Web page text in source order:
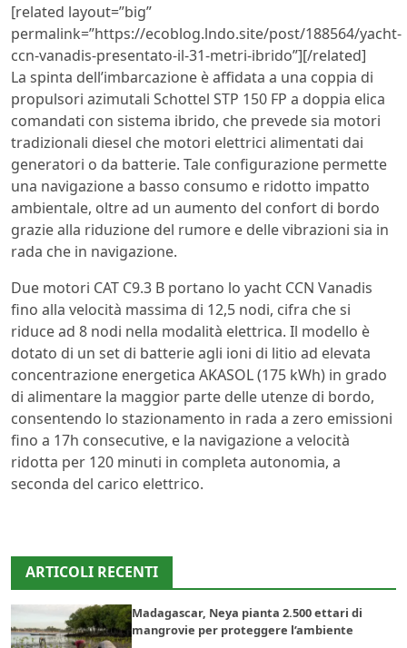
[related layout=”big”
permalink=”https://ecoblog.lndo.site/post/188564/yacht-
ccn-vanadis-presentato-il-31-metri-ibrido”][/related]
La spinta dell’imbarcazione è affidata a una coppia di
propulsori azimutali Schottel STP 150 FP a doppia elica
comandati con sistema ibrido, che prevede sia motori
tradizionali diesel che motori elettrici alimentati dai
generatori o da batterie. Tale configurazione permette
una navigazione a basso consumo e ridotto impatto
ambientale, oltre ad un aumento del confort di bordo
grazie alla riduzione del rumore e delle vibrazioni sia in
rada che in navigazione.
Due motori CAT C9.3 B portano lo yacht CCN Vanadis
fino alla velocità massima di 12,5 nodi, cifra che si
riduce ad 8 nodi nella modalità elettrica. Il modello è
dotato di un set di batterie agli ioni di litio ad elevata
concentrazione energetica AKASOL (175 kWh) in grado
di alimentare la maggior parte delle utenze di bordo,
consentendo lo stazionamento in rada a zero emissioni
fino a 17h consecutive, e la navigazione a velocità
ridotta per 120 minuti in completa autonomia, a
seconda del carico elettrico.
ARTICOLI RECENTI
Madagascar, Neya pianta 2.500 ettari di
mangrovie per proteggere l’ambiente